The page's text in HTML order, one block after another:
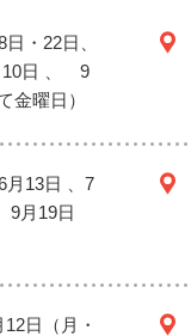
・22日、
10日 、 9
金曜日）
月13日 、7
9月19日
日（月・